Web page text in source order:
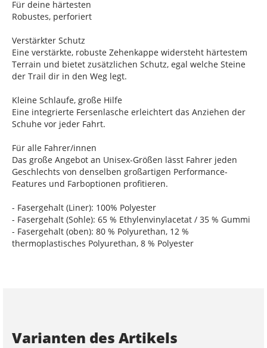
Für deine härtesten
Robustes, perforiert
Verstärkter Schutz
Eine verstärkte, robuste Zehenkappe widersteht härtestem
Terrain und bietet zusätzlichen Schutz, egal welche Steine
der Trail dir in den Weg legt.
Kleine Schlaufe, große Hilfe
Eine integrierte Fersenlasche erleichtert das Anziehen der
Schuhe vor jeder Fahrt.
Für alle Fahrer/innen
Das große Angebot an Unisex-Größen lässt Fahrer jeden
Geschlechts von denselben großartigen Performance-
Features und Farboptionen profitieren.
- Fasergehalt (Liner): 100% Polyester
- Fasergehalt (Sohle): 65 % Ethylenvinylacetat / 35 % Gummi
- Fasergehalt (oben): 80 % Polyurethan, 12 %
thermoplastisches Polyurethan, 8 % Polyester
Varianten des Artikels